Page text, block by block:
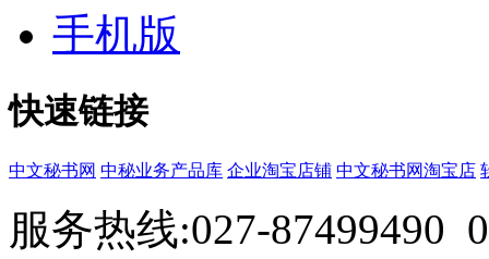
手机版
快速链接
中文秘书网 中秘业务产品库 企业淘宝店铺 中文秘书网淘宝店
服务热线:027-87499490